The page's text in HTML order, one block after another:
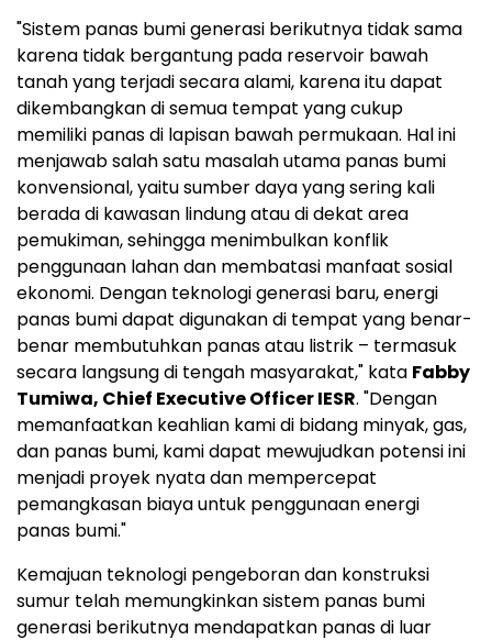
"Sistem panas bumi generasi berikutnya tidak sama
karena tidak bergantung pada reservoir bawah
tanah yang terjadi secara alami, karena itu dapat
dikembangkan di semua tempat yang cukup
memiliki panas di lapisan bawah permukaan. Hal ini
menjawab salah satu masalah utama panas bumi
konvensional, yaitu sumber daya yang sering kali
berada di kawasan lindung atau di dekat area
pemukiman, sehingga menimbulkan konflik
penggunaan lahan dan membatasi manfaat sosial
ekonomi. Dengan teknologi generasi baru, energi
panas bumi dapat digunakan di tempat yang benar-
benar membutuhkan panas atau listrik – termasuk
secara langsung di tengah masyarakat," kata Fabby
Tumiwa, Chief Executive Officer IESR. "Dengan
memanfaatkan keahlian kami di bidang minyak, gas,
dan panas bumi, kami dapat mewujudkan potensi ini
menjadi proyek nyata dan mempercepat
pemangkasan biaya untuk penggunaan energi
panas bumi."
Kemajuan teknologi pengeboran dan konstruksi
sumur telah memungkinkan sistem panas bumi
generasi berikutnya mendapatkan panas di luar